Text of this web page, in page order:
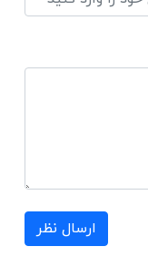
ارسال نظر